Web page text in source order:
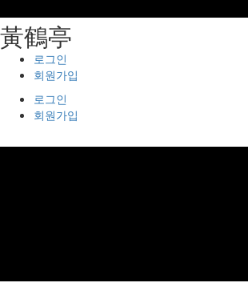
⿈鶴亭
로그인
회원가입
로그인
회원가입